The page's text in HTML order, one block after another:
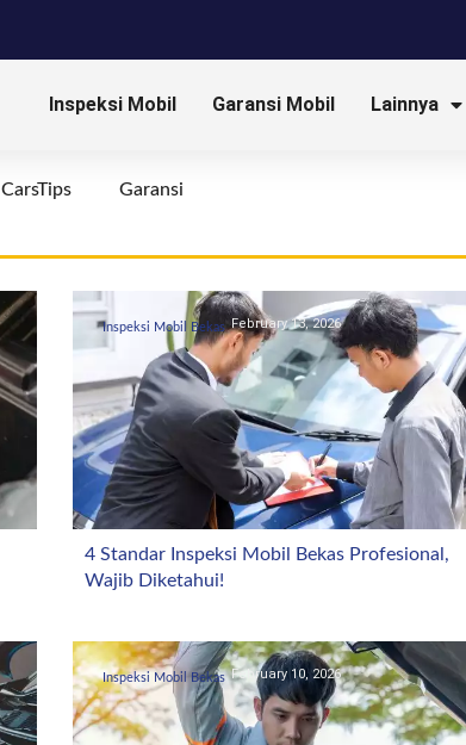
Inspeksi Mobil Garansi Mobil Lainnya
CarsTips Garansi
Inspeksi Mobil Bekas February 13, 2026
4 Standar Inspeksi Mobil Bekas Profesional,
Wajib Diketahui!
Inspeksi Mobil Bekas February 10, 2026